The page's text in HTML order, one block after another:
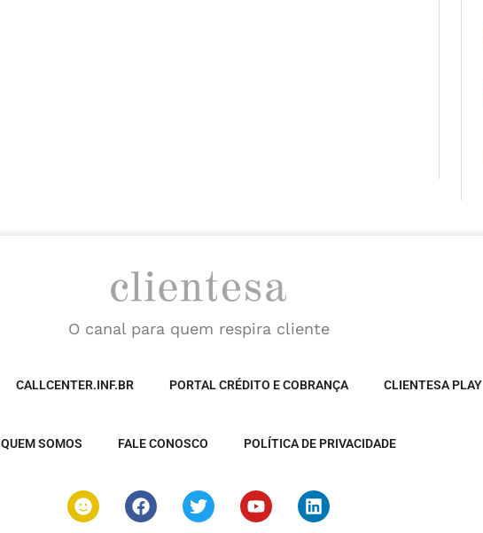
O canal para quem respira cliente
CALLCENTER.INF.BR PORTAL CRÉDITO E COBRANÇA CLIENTESA PLAY
QUEM SOMOS FALE CONOSCO POLÍTICA DE PRIVACIDADE
S
m
F
a
T
w
Y
o
L
i